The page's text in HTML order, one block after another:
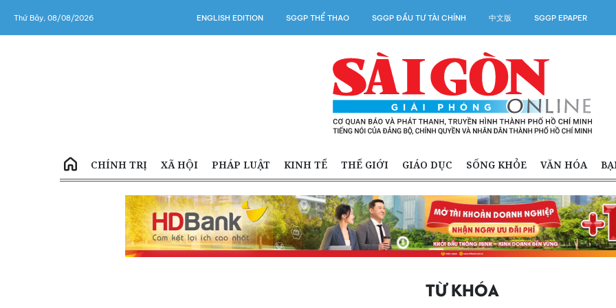
Thứ Bảy, 08/08/2026 ENGLISH EDITION SGGP THỂ THAO SGGP ĐẦU TƯ TÀI CHÍNH 中文版 SGGP EPAPER
CHÍNH TRỊ XÃ HỘI PHÁP LUẬT KINH TẾ THẾ GIỚI GIÁO DỤC SỐNG KHỎE VĂN HÓA
TỪ KHÓA